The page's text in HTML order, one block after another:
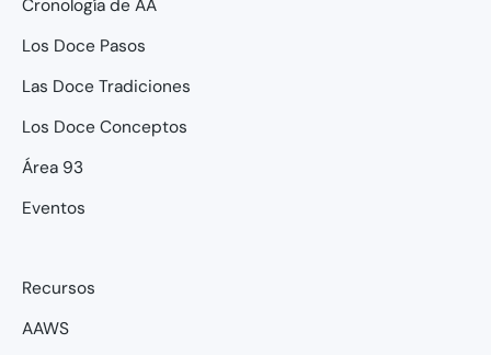
Cronología de AA
Los Doce Pasos
Las Doce Tradiciones
Los Doce Conceptos
Área 93
Eventos
Recursos
AAWS